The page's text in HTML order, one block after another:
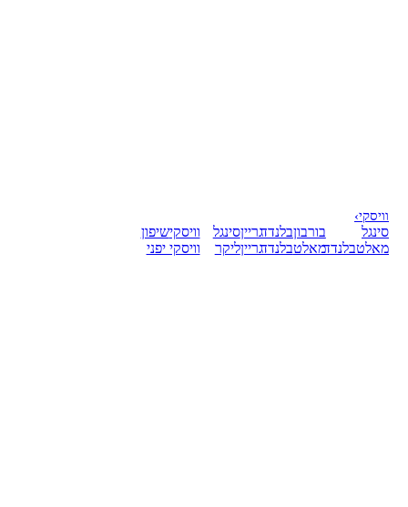
וויסקי›
סינגל
מאלטבלנדד
בורבוןבלנדד
מאלטבלנדד
גרייןסינגל
גרייןליקר
וויסקישיפון
וויסקי יפני